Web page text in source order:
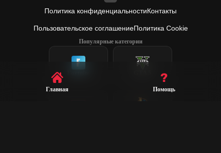
Политика конфиденциальностиКонтакты
Пользовательское соглашениеПолитика Cookie
Популярные категории
Главная Помощь